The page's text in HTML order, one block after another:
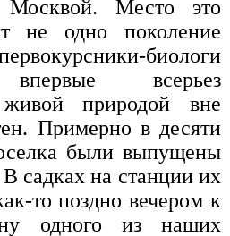
Место это
не одно поколение
биологи
впервые всерьез
природой вне
Примерно в десяти
были выпущены
садках на станции их
то поздно вечером к
одного из наших